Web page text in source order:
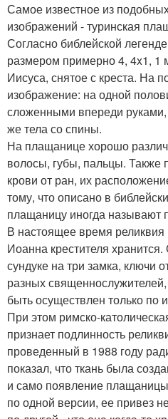
Самое известное из
изображений - туринская
Согласно библейской
размером примерно 4, 4x1, 1
Иисуса, снятое с креста. На
изображение: на одной
сложенными впереди руками,
же тела со спины.
На плащанице хорошо
волосы, губы, пальцы. Также
крови от ран, их
тому, что описано в
плащаницу иногда называют
В настоящее время реликвия
Иоанна крестителя
сундуке на три замка, ключи
разных
быть осуществлен только по
При этом римско-
признает подлинность
проведенный в 1988 году
показал, что ткань была
и само появление
по одной версии, ее привез